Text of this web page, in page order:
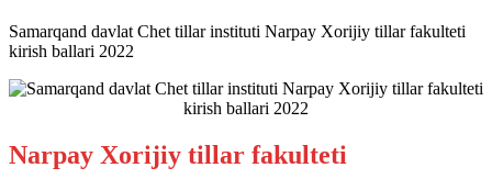
Samarqand davlat Chet tillar instituti Narpay Xorijiy tillar fakulteti
kirish ballari 2022
Narpay Xorijiy tillar fakulteti